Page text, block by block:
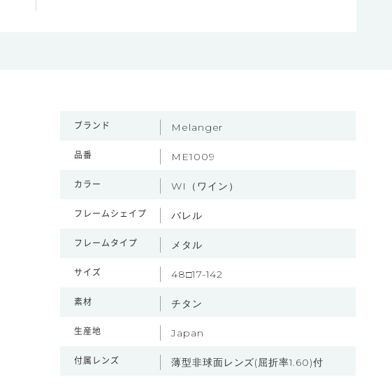
ブランド Melanger
品番 ME1009
カラー WI（ワイン）
フレームシェイプ バレル
フレームタイプ メタル
サイズ 48□17-142
素材 チタン
生産地 Japan
付属レンズ 薄型非球面レンズ(屈折率1.60)付